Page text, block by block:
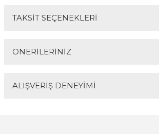
TAKSİT SEÇENEKLERİ
ÖNERİLERİNİZ
Bu ürünün fiyat bilgisi, resim, ürün
ALIŞVERİŞ DENEYİMİ